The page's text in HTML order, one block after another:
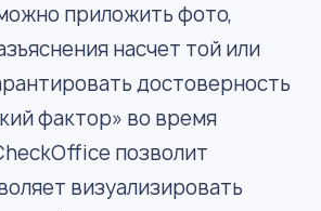
приложить фото,
насчет той или
достоверность
фактор» во время
позволит
визуализировать